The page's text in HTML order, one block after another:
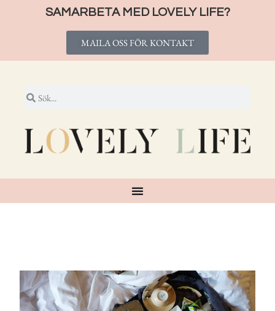
SAMARBETA MED LOVELY LIFE?
MAILA OSS FÖR KONTAKT